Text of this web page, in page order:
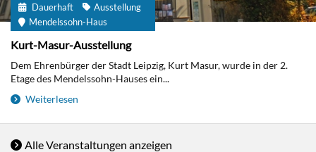
Dauerhaft
Ausstellung
Mendelssohn-Haus
Kurt-Masur-Ausstellung
Dem Ehrenbürger der Stadt Leipzig, Kurt Masur, wurde in der 2.
Etage des Mendelssohn-Hauses ein...
Weiterlesen
Alle Veranstaltungen anzeigen